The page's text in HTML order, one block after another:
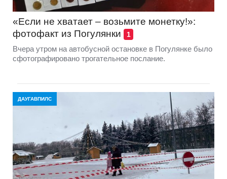
«Если не хватает – возьмите монетку!»:
фотофакт из Погулянки
1
Вчера утром на автобусной остановке в Погулянке было
сфотографировано трогательное послание.
ДАУГАВПИЛС